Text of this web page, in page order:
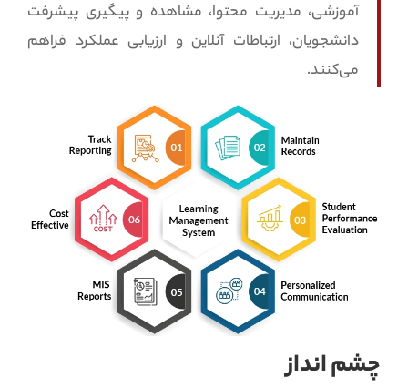
آموزشی، مدیریت محتوا، مشاهده و پیگیری پیشرفت
دانشجویان، ارتباطات آنلاین و ارزیابی عملکرد فراهم
می‌کنند.
چشم انداز